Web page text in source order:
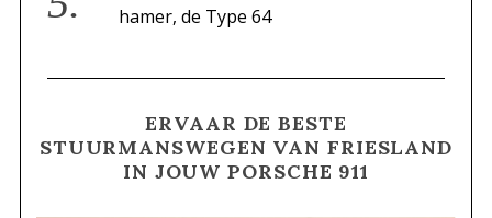
hamer, de Type 64
ERVAAR DE BESTE
STUURMANSWEGEN VAN FRIESLAND
IN JOUW PORSCHE 911